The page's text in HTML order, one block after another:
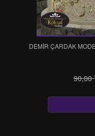
DEMİR ÇARDAK
90,00